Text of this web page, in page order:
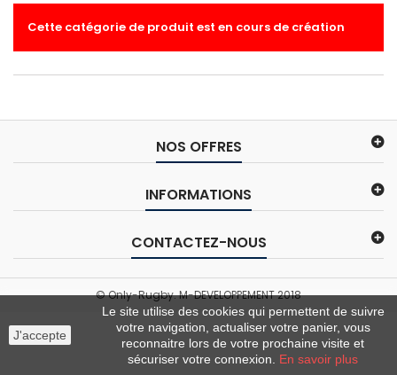
Cette catégorie de produit est en cours de création
NOS OFFRES
INFORMATIONS
© Only-Rugby. M-DEVELOPPEMENT 2018
CONTACTEZ-NOUS
J'accepte
Le site utilise des cookies qui permettent de suivre
votre navigation, actualiser votre panier, vous
reconnaitre lors de votre prochaine visite et
sécuriser votre connexion. En savoir plus